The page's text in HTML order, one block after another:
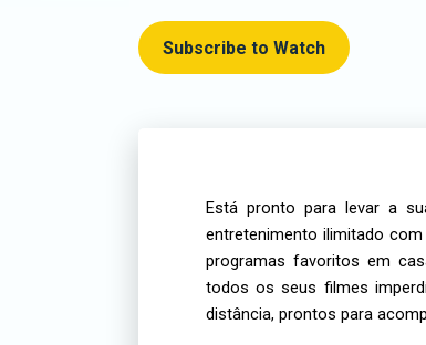
Subscribe to Watch
Está pronto para levar a
entretenimento ilimitado
programas favoritos em
todos os seus filmes
distância, prontos para